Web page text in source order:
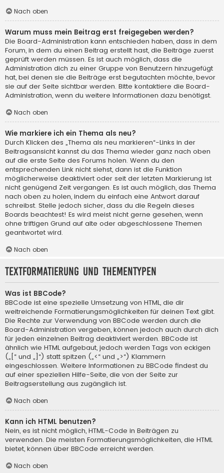
Nach oben
Warum muss mein Beitrag erst freigegeben werden?
Die Board-Administration kann entschieden haben, dass in dem
Forum, in dem du einen Beitrag erstellt hast, die Beiträge zuerst
geprüft werden müssen. Es ist auch möglich, dass die
Administration dich zu einer Gruppe von Benutzern hinzugefügt
hat, bei denen sie die Beiträge erst begutachten möchte, bevor
sie auf der Seite sichtbar werden. Bitte kontaktiere die Board-
Administration, wenn du weitere Informationen dazu benötigst.
Nach oben
Wie markiere ich ein Thema als neu?
Durch Klicken des „Thema als neu markieren“-Links in der
Beitragsansicht kannst du das Thema wieder ganz nach oben
auf die erste Seite des Forums holen. Wenn du den
entsprechenden Link nicht siehst, dann ist die Funktion
möglicherweise deaktiviert oder seit der letzten Markierung ist
nicht genügend Zeit vergangen. Es ist auch möglich, das Thema
nach oben zu holen, indem du einfach eine Antwort darauf
schreibst. Stelle jedoch sicher, dass du die Regeln dieses
Boards beachtest! Es wird meist nicht gerne gesehen, wenn
ohne triftigen Grund auf alte oder abgeschlossene Themen
geantwortet wird.
Nach oben
Textformatierung und Thementypen
Was ist BBCode?
BBCode ist eine spezielle Umsetzung von HTML, die dir
weitreichende Formatierungsmöglichkeiten für deinen Text gibt.
Die Rechte zur Verwendung von BBCode werden durch die
Board-Administration vergeben, können jedoch auch durch dich
für jeden einzelnen Beitrag deaktiviert werden. BBCode ist
ähnlich wie HTML aufgebaut, jedoch werden Tags von eckigen
(„[“ und „]“) statt spitzen („<“ und „>“) Klammern
eingeschlossen. Weitere Informationen zu BBCode findest du
auf einer speziellen Hilfe-Seite, die von der Seite zur
Beitragserstellung aus zugänglich ist.
Nach oben
Kann ich HTML benutzen?
Nein, es ist nicht möglich, HTML-Code in Beiträgen zu
verwenden. Die meisten Formatierungsmöglichkeiten, die HTML
bietet, können über BBCode erreicht werden.
Nach oben